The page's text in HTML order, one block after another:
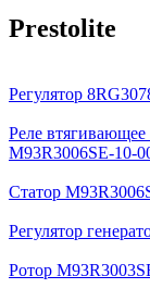
Prestolite
Регулятор
Реле
M93R3006SE-10-
Статор
Регулятор
Ротор